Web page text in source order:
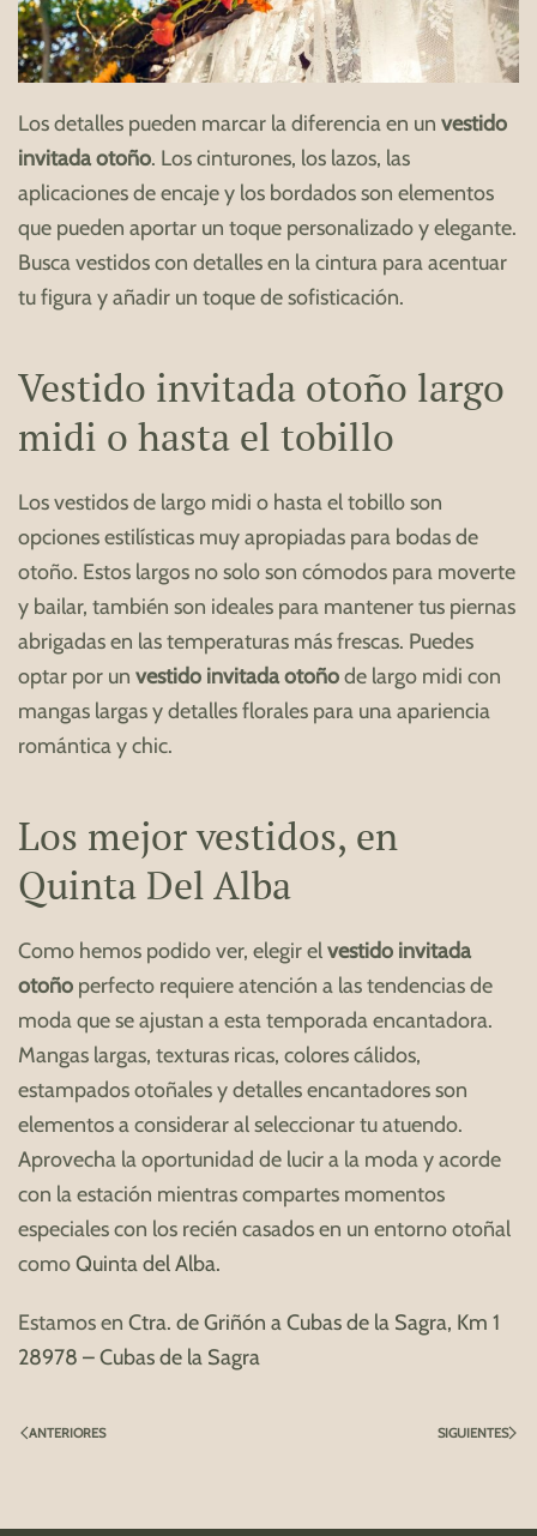
Los detalles pueden marcar la diferencia en un vestido
invitada otoño. Los cinturones, los lazos, las
aplicaciones de encaje y los bordados son elementos
que pueden aportar un toque personalizado y elegante.
Busca vestidos con detalles en la cintura para acentuar
tu figura y añadir un toque de sofisticación.
Vestido invitada otoño largo
midi o hasta el tobillo
Los vestidos de largo midi o hasta el tobillo son
opciones estilísticas muy apropiadas para bodas de
otoño. Estos largos no solo son cómodos para moverte
y bailar, también son ideales para mantener tus piernas
abrigadas en las temperaturas más frescas. Puedes
optar por un vestido invitada otoñode largo midi con
mangas largas y detalles florales para una apariencia
romántica y chic.
Los mejor vestidos, en
Quinta Del Alba
Como hemos podido ver, elegir elvestido invitada
otoño perfecto requiere atención a las tendencias de
moda que se ajustan a esta temporada encantadora.
Mangas largas, texturas ricas, colores cálidos,
estampados otoñales y detalles encantadores son
elementos a considerar al seleccionar tu atuendo.
Aprovecha la oportunidad de lucir a la moda y acorde
con la estación mientras compartes momentos
especiales con los recién casados en un entorno otoñal
comoQuinta del Alba.
Estamos en Ctra. de Griñón a Cubas de la Sagra, Km 1
28978 – Cubas de la Sagra
ANTERIORES SIGUIENTES